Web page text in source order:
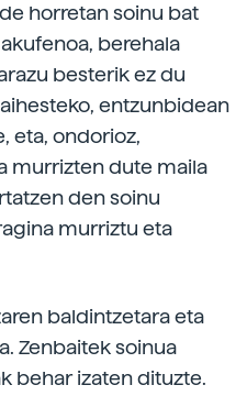
horretan soinu bat
berehala
besterik ez du
entzunbidean
eta, ondorioz,
murrizten dute maila
den soinu
murriztu eta
baldintzetara eta
Zenbaitek soinua
behar izaten dituzte.